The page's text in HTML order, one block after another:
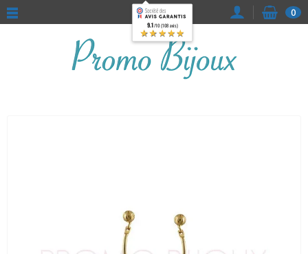
0
9.1/10 (108 avis)
★★★★★